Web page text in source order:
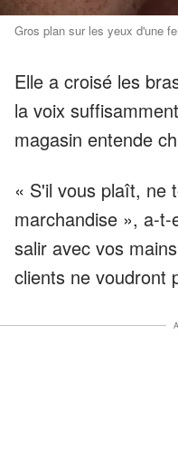
Gros plan sur les yeux d'une
Elle a croisé les
la voix
magasin entende
« S'il vous plaît, ne
marchandise », a-
salir avec vos
clients ne voudront